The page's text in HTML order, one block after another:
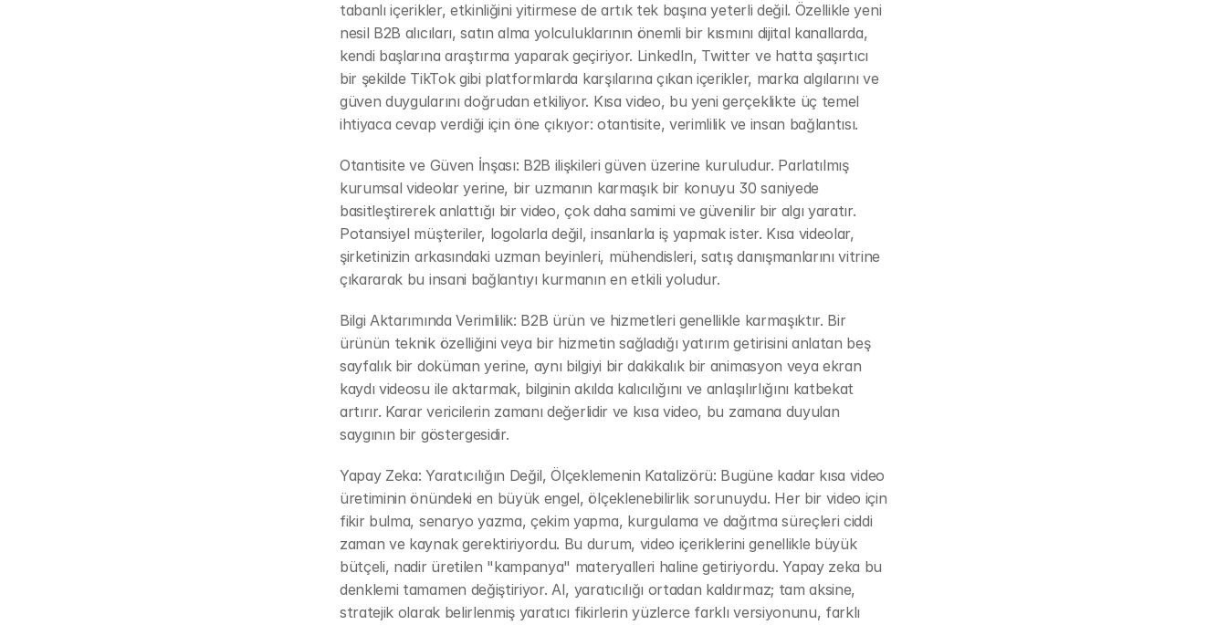
tabanlı içerikler, etkinliğini yitirmese de artık tek başına yeterli değil. Özellikle yeni
nesil B2B alıcıları, satın alma yolculuklarının önemli bir kısmını dijital kanallarda,
kendi başlarına araştırma yaparak geçiriyor. LinkedIn, Twitter ve hatta şaşırtıcı
bir şekilde TikTok gibi platformlarda karşılarına çıkan içerikler, marka algılarını ve
güven duygularını doğrudan etkiliyor. Kısa video, bu yeni gerçeklikte üç temel
ihtiyaca cevap verdiği için öne çıkıyor: otantisite, verimlilik ve insan bağlantısı.
Otantisite ve Güven İnşası: B2B ilişkileri güven üzerine kuruludur. Parlatılmış
kurumsal videolar yerine, bir uzmanın karmaşık bir konuyu 30 saniyede
basitleştirerek anlattığı bir video, çok daha samimi ve güvenilir bir algı yaratır.
Potansiyel müşteriler, logolarla değil, insanlarla iş yapmak ister. Kısa videolar,
şirketinizin arkasındaki uzman beyinleri, mühendisleri, satış danışmanlarını vitrine
çıkararak bu insani bağlantıyı kurmanın en etkili yoludur.
Bilgi Aktarımında Verimlilik: B2B ürün ve hizmetleri genellikle karmaşıktır. Bir
ürünün teknik özelliğini veya bir hizmetin sağladığı yatırım getirisini anlatan beş
sayfalık bir doküman yerine, aynı bilgiyi bir dakikalık bir animasyon veya ekran
kaydı videosu ile aktarmak, bilginin akılda kalıcılığını ve anlaşılırlığını katbekat
artırır. Karar vericilerin zamanı değerlidir ve kısa video, bu zamana duyulan
saygının bir göstergesidir.
Yapay Zeka: Yaratıcılığın Değil, Ölçeklemenin Katalizörü: Bugüne kadar kısa video
üretiminin önündeki en büyük engel, ölçeklenebilirlik sorunuydu. Her bir video için
fikir bulma, senaryo yazma, çekim yapma, kurgulama ve dağıtma süreçleri ciddi
zaman ve kaynak gerektiriyordu. Bu durum, video içeriklerini genellikle büyük
bütçeli, nadir üretilen "kampanya" materyalleri haline getiriyordu. Yapay zeka bu
denklemi tamamen değiştiriyor. AI, yaratıcılığı ortadan kaldırmaz; tam aksine,
stratejik olarak belirlenmiş yaratıcı fikirlerin yüzlerce farklı versiyonunu, farklı